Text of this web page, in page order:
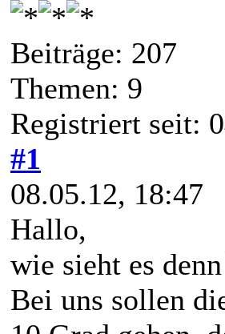
Beiträge: 207
Themen: 9
Registriert seit:
#1
08.05.12, 18:47
Hallo,
wie sieht es
Bei uns sollen